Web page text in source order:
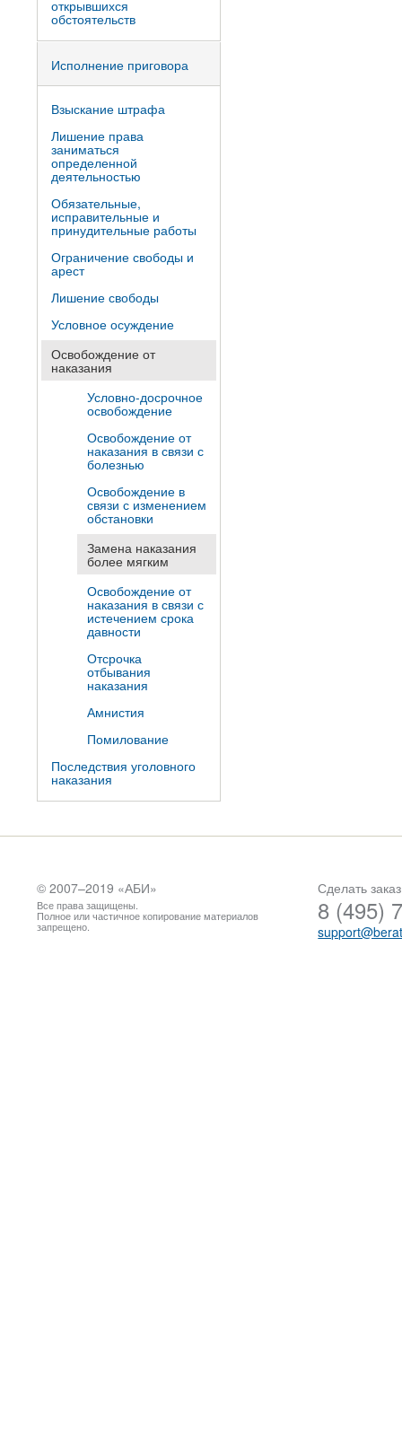
открывшихся
обстоятельств
Исполнение приговора
Взыскание штрафа
Лишение права
заниматься
определенной
деятельностью
Обязательные,
исправительные и
принудительные работы
Ограничение свободы и
арест
Лишение свободы
Условное осуждение
Освобождение от
наказания
Условно-досрочное
освобождение
Освобождение от
наказания в связи с
болезнью
Освобождение в
связи с изменением
обстановки
Замена наказания
более мягким
Освобождение от
наказания в связи с
истечением срока
давности
Отсрочка
отбывания
наказания
Амнистия
Помилование
Последствия уголовного
наказания
© 2007–2019 «АБИ»
Все права защищены.
Полное или частичное копирование материалов
запрещено.
Сделать
8 (495)